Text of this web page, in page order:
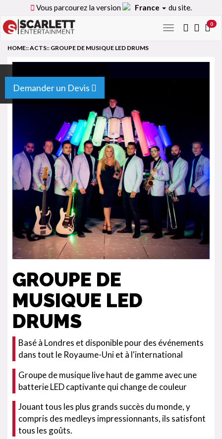
Vous parcourez la version France du site.
Toggle
0
Demander un Devis
HOME::ACTS:: GROUPE DE MUSIQUE LED DRUMS
GROUPE DE
MUSIQUE LED
DRUMS
Basé à Londres et disponible pour des événements
dans tout le Royaume-Uni et à l'international
Groupe de musique live haut de gamme avec une
batterie LED captivante qui change de couleur
Jouant tous les plus grands succès du monde, y
compris des medleys impressionnants, ils satisfont
tous les goûts.